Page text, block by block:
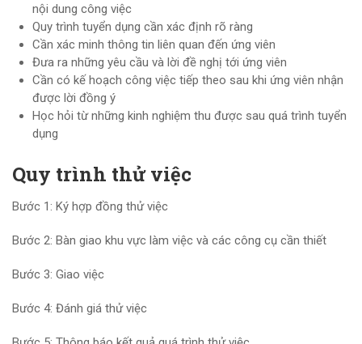
nội dung công việc
Quy trình tuyển dụng cần xác định rõ ràng
Cần xác minh thông tin liên quan đến ứng viên
Đưa ra những yêu cầu và lời đề nghị tới ứng viên
Cần có kế hoạch công việc tiếp theo sau khi ứng viên nhận
được lời đồng ý
Học hỏi từ những kinh nghiệm thu được sau quá trình tuyển
dụng
Quy trình thử việc
Bước 1: Ký hợp đồng thử việc
Bước 2: Bàn giao khu vực làm việc và các công cụ cần thiết
Bước 3: Giao việc
Bước 4: Đánh giá thử việc